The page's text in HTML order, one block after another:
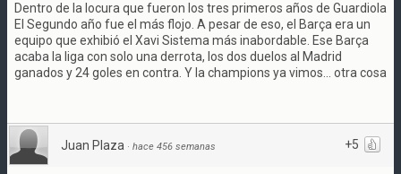
Dentro de la locura que fueron los tres primeros años de Guardiola
El Segundo año fue el más flojo. A pesar de eso, el Barça era un
equipo que exhibió el Xavi Sistema más inabordable. Ese Barça
acaba la liga con solo una derrota, los dos duelos al Madrid
ganados y 24 goles en contra. Y la champions ya vimos... otra cosa
+5
Juan Plaza · hace 456 semanas